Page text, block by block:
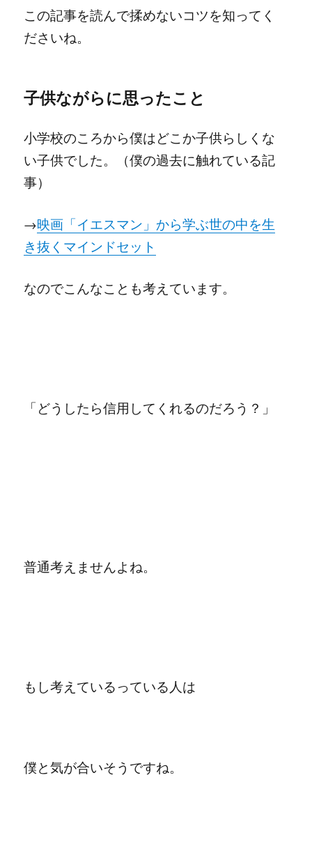
この記事を読んで揉めないコツを知ってく
ださいね。
子供ながらに思ったこと
小学校のころから僕はどこか子供らしくな
い子供でした。（僕の過去に触れている記
事）
→映画「イエスマン」から学ぶ世の中を生
き抜くマインドセット
なのでこんなことも考えています。
「どうしたら信用してくれるのだろう？」
普通考えませんよね。
もし考えているっている人は
僕と気が合いそうですね。